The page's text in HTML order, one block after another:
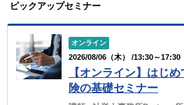
ピックアップセミナー
オンライン
2026/08/06（木） /13:30～17:30
【オンライン】はじ
険の基礎セミナー